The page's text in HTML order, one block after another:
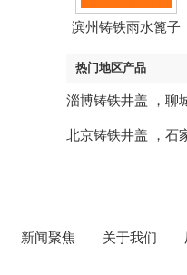
滨州铸铁雨水篦子
热门地区产品
淄博铸铁井盖 ， 聊
北京铸铁井盖 ， 石
新闻聚焦 关于我们